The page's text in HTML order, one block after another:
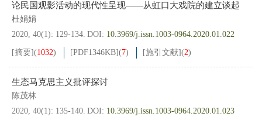
论民国观影活动的现代性呈现——从虹口大戏院的建立谈起
杜娟娟
2020, 40(1): 129-134. DOI: 10.3969/j.issn.1003-0964.2020.01.022
[摘要](1032) [PDF1346KB](7) [施引文献](2)
生态马克思主义批评探讨
陈茂林
2020, 40(1): 135-140. DOI: 10.3969/j.issn.1003-0964.2020.01.023